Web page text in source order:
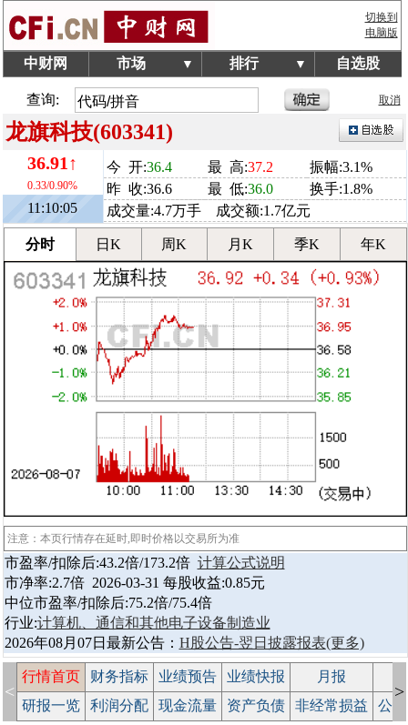
切换到
电脑版
中财网 市场 ▼ 排行 ▼ 自选股
查询: 取消
龙旗科技(603341)
36.91↑
0.33/0.90%
11:10:05
今 开:36.4 最 高:37.2
振幅:3.1%
昨 收:36.6
最 低:36.0
换手:1.8%
成交量:4.7万手 成交额:1.7亿元
分时 日K 周K 月K 季K 年K
注意：本页行情存在延时,即时价格以交易所为准
市盈率/扣除后:43.2倍/173.2倍 计算公式说明
市净率:2.7倍 2026-03-31 每股收益:0.85元
中位市盈率/扣除后:75.2倍/75.4倍
行业:计算机、通信和其他电子设备制造业
2026年08月07日最新公告： H股公告-翌日披露报表(更多)
<
行情首页 财务指标 业绩预告 业绩快报 月报
研报一览
利润分配 现金流量 资产负债 非经常损益 公
>